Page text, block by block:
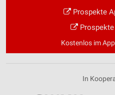
Prospekte
Kostenlos im
In
Funktional